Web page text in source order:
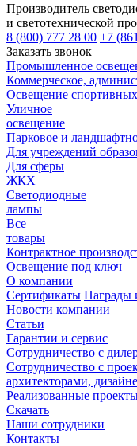
Производитель
и светотехнической
8 (800) 777 28 00 +7
Заказать звонок
Промышленное
Коммерческое,
Освещение
Уличное
освещение
Парковое и
Для учреждений
Для сферы
ЖКХ
Светодиодные
лампы
Все
товары
Контрактное
Освещение под ключ
О компании
Сертификаты Награды
Новости компании
Статьи
Гарантии и сервис
Сотрудничество с
Сотрудничество с
архитекторами,
Реализованные
Скачать
Наши сотрудники
Контакты